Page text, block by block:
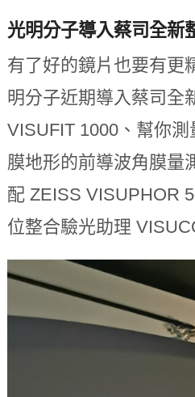
光明分子導入蔡司全新
有了好的鏡片也要有更
明分子近期導入蔡司全
VISUFIT 1000、幫你
膜地形的前導波角膜量
配 ZEISS VISUPHOR
位整合驗光助理